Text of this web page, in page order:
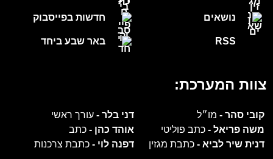
חדשות בפייסבוק
באר שבע ביחד
נושאים
RSS
צוות המערכת:
קובי סהר - מו״ל דני בלר -עורך ראשי
משה פריאל - כתב פוליטי אוהד כהן -כתב
דנית שיר לביא - כתבת מגזין דפנה לוי -כתבת צרכנות